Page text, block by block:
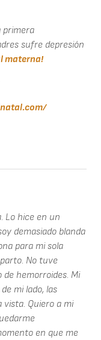
primera
sufre depresión
materna!
Lo hice en un
demasiado blanda
para mi sola
No tuve
hemorroides. Mi
mi lado, las
vista. Quiero a mi
en que me